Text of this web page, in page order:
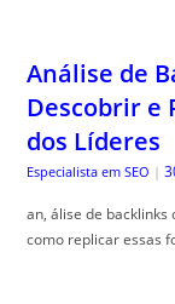
Análise de
Descobrir e
dos Líderes
Especialista em SEO |
an, álise de
como replicar essas